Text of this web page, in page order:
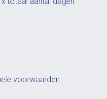
voorwaarden